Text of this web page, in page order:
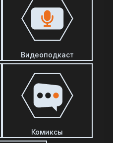
Видеоподкаст
Комиксы